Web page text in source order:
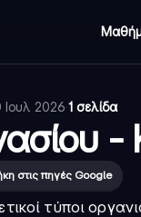
Ιουλ 2026·1 σελίδα
στις πηγές Google
τύποι